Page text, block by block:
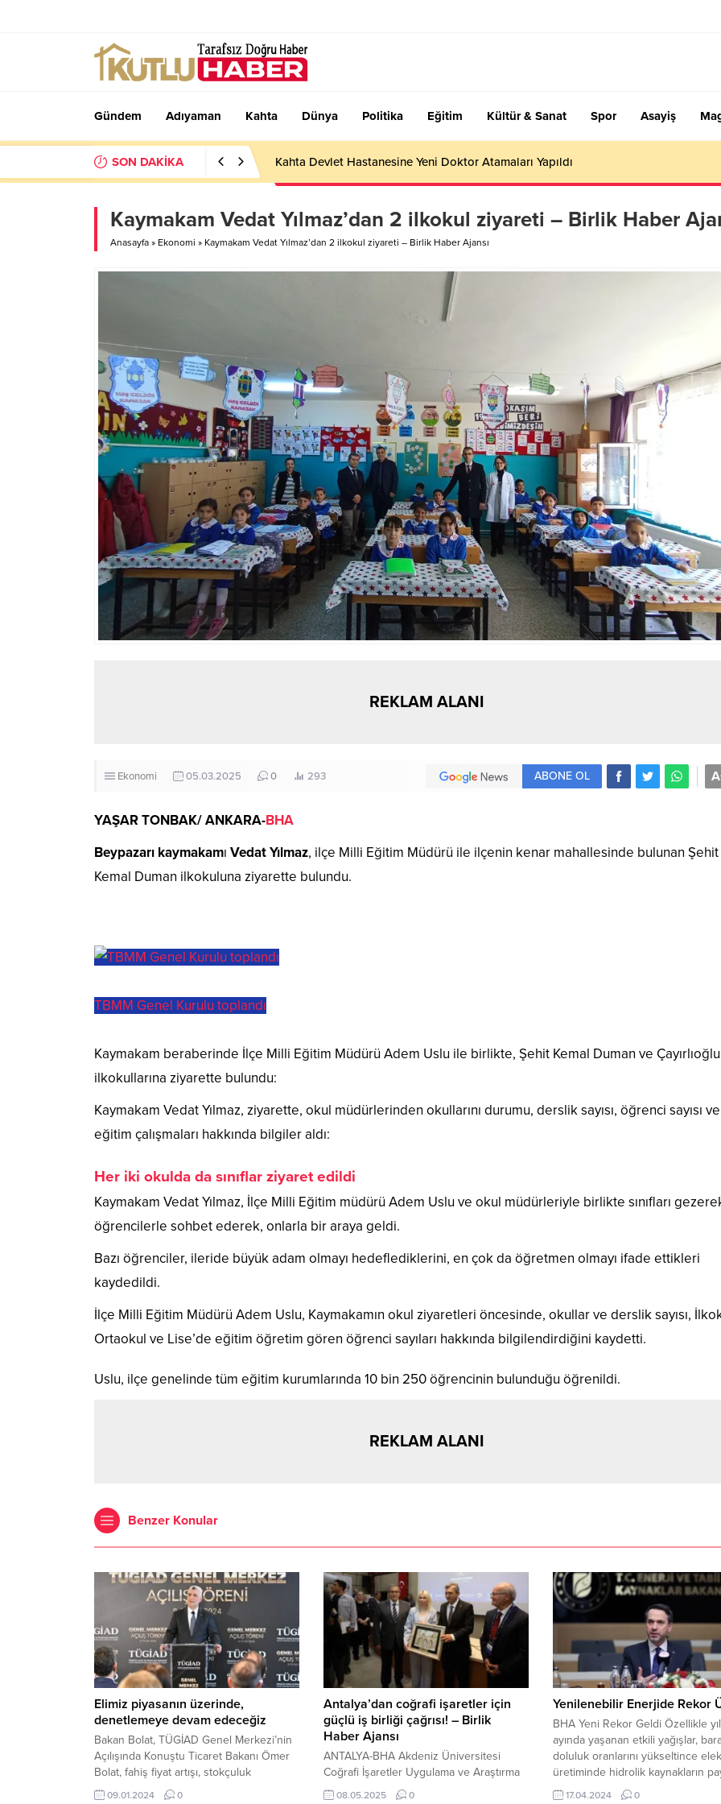
Gündem Adıyaman Kahta Dünya Politika Eğitim Kültür & Sanat Spor Asayiş
SON DAKİKA Kahta Devlet Hastanesine Yeni Doktor Atamaları Yapıldı
Kaymakam Vedat Yılmaz’dan 2 ilkokul ziyareti – Birlik Haber
Anasayfa » Ekonomi » Kaymakam Vedat Yılmaz’dan 2 ilkokul ziyareti – Birlik Haber Ajansı
REKLAM ALANI
Ekonomi 05.03.2025 0 293 A
ABONE OL
YAŞAR TONBAK/ ANKARA-BHA
Beypazarı kaymakamı Vedat Yılmaz, ilçe Milli Eğitim Müdürü ile ilçenin kenar mahallesinde bulunan Şehit
Kemal Duman ilkokuluna ziyarette bulundu.
TBMM Genel Kurulu toplandı
Kaymakam beraberinde İlçe Milli Eğitim Müdürü Adem Uslu ile birlikte, Şehit Kemal Duman ve Çayırlıoğlu
ilkokullarına ziyarette bulundu:
Kaymakam Vedat Yılmaz, ziyarette, okul müdürlerinden okullarını durumu, derslik sayısı, öğrenci sayısı ve
eğitim çalışmaları hakkında bilgiler aldı:
Her iki okulda da sınıflar ziyaret edildi
Kaymakam Vedat Yılmaz, İlçe Milli Eğitim müdürü Adem Uslu ve okul müdürleriyle birlikte sınıfları
öğrencilerle sohbet ederek, onlarla bir araya geldi.
Bazı öğrenciler, ileride büyük adam olmayı hedeflediklerini, en çok da öğretmen olmayı ifade ettikleri
kaydedildi.
İlçe Milli Eğitim Müdürü Adem Uslu, Kaymakamın okul ziyaretleri öncesinde, okullar ve derslik sayısı,
Ortaokul ve Lise’de eğitim öğretim gören öğrenci sayıları hakkında bilgilendirdiğini kaydetti.
Uslu, ilçe genelinde tüm eğitim kurumlarında 10 bin 250 öğrencinin bulunduğu öğrenildi.
REKLAM ALANI
Benzer Konular
Elimiz piyasanın üzerinde,
denetlemeye devam edeceğiz
Bakan Bolat, TÜGİAD Genel Merkezi’nin
Açılışında Konuştu Ticaret Bakanı Ömer
Bolat, fahiş fiyat artışı, stokçuluk
faaliyetleri ve fiyat dalgalanmaları
09.01.2024 0
Antalya’dan coğrafi işaretler için
güçlü iş birliği çağrısı! – Birlik
Haber Ajansı
ANTALYA-BHA Akdeniz Üniversitesi
Coğrafi İşaretler Uygulama ve Araştırma
Merkezi (AciMER), Antalya Ticaret ve
08.05.2025 0
Yenilenebilir Enerjide Rekor
BHA Yeni Rekor Geldi Özellikle
ayında yaşanan etkili yağışlar,
doluluk oranlarını yükseltince
üretiminde hidrolik kaynakların
Tüm yurtta güneşli geçen bayram
17.04.2024 0